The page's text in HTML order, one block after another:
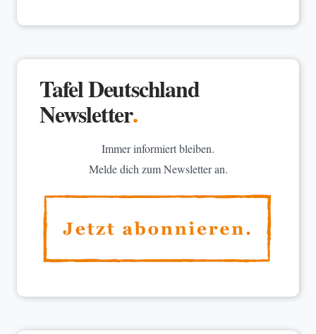
Tafel Deutschland
Newsletter.
Immer informiert bleiben.
Melde dich zum Newsletter an.